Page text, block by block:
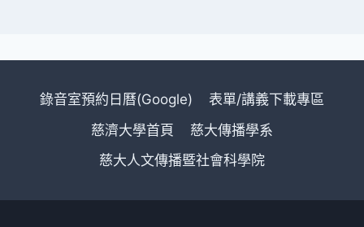
錄音室預約日曆(Google)
表單/講義下載專區
慈濟大學首頁
慈大傳播學系
慈大人文傳播暨社會科學院